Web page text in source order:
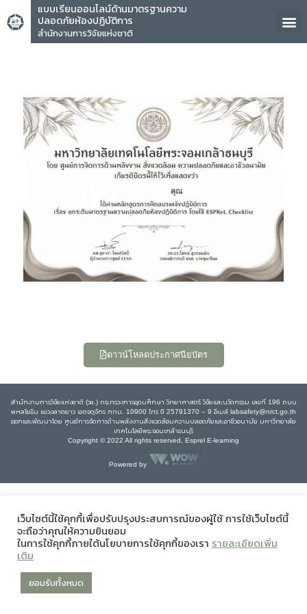
แบบเรียนออนไลน์ด้านมาตรฐานความ
ปลอดภัยห้องปฏิบัติการ
สำนักงานการวิจัยแห่งชาติ
คุณ
ดาวน์โหลดประกาศนียบัตร
สำนักงานการวิจัยแห่งชาติ (วช.) กระทรวงการอุดมศึกษา วิทยาศาสตร์ วิจัยและนวัตกรรม เลขที่ 196 ถนน
พหลโยธิน แขวงลาดยาว เขตจตุจักร กทม. 10900 โทร 0 25791370 – 9 อีเมล์ labsafety@nrct.go.th
ออกและพัฒนาโดย ศูนย์การจัดการด้านพลังงานสิ่งแวดล้อมความปลอดภัยและอาชีวอนามัย มหาวิทยาลัย
เทคโนโลยีพระจอมเกล้าธนบุรี
Copyright © 2022 All rights reserved, Esprel E-learning
Powered by
เว็บไซต์นี้ใช้คุกกี้เพื่อปรับปรุงประสบการณ์ของผู้ใช้ การใช้เว็บไซต์นี้
จะถือว่าคุณให้ความยินยอม
ในการใช้คุกกี้ภายใต้นโยบายการใช้คุกกี้ของเรา รายละเอียดเพิ่ม
เติม
ยอมรับทั้งหมด